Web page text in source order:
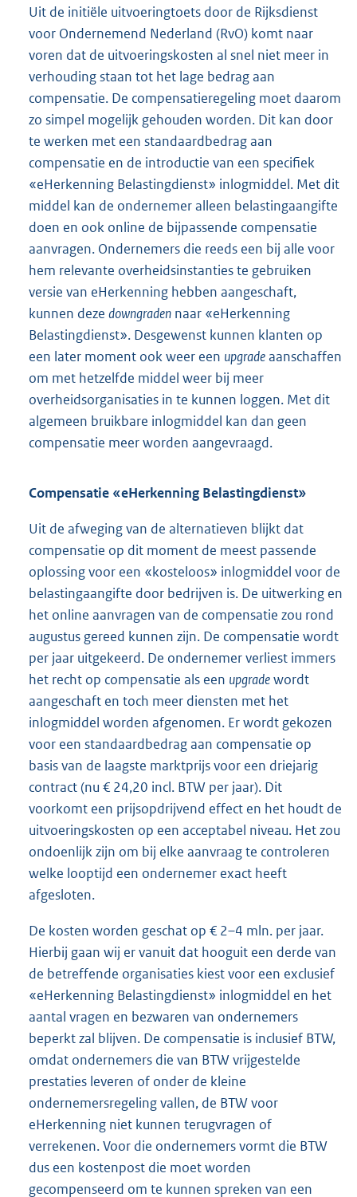
Uit de initiële uitvoeringtoets door de Rijksdienst
voor Ondernemend Nederland (RvO) komt naar
voren dat de uitvoeringskosten al snel niet meer in
verhouding staan tot het lage bedrag aan
compensatie. De compensatieregeling moet daarom
zo simpel mogelijk gehouden worden. Dit kan door
te werken met een standaardbedrag aan
compensatie en de introductie van een specifiek
«eHerkenning Belastingdienst» inlogmiddel. Met dit
middel kan de ondernemer alleen belastingaangifte
doen en ook online de bijpassende compensatie
aanvragen. Ondernemers die reeds een bij alle voor
hem relevante overheidsinstanties te gebruiken
versie van eHerkenning hebben aangeschaft,
kunnen deze downgraden naar «eHerkenning
Belastingdienst». Desgewenst kunnen klanten op
een later moment ook weer een upgradeaanschaffen
om met hetzelfde middel weer bij meer
overheidsorganisaties in te kunnen loggen. Met dit
algemeen bruikbare inlogmiddel kan dan geen
compensatie meer worden aangevraagd.
Compensatie «eHerkenning Belastingdienst»
Uit de afweging van de alternatieven blijkt dat
compensatie op dit moment de meest passende
oplossing voor een «kosteloos» inlogmiddel voor de
belastingaangifte door bedrijven is. De uitwerking en
het online aanvragen van de compensatie zou rond
augustus gereed kunnen zijn. De compensatie wordt
per jaar uitgekeerd. De ondernemer verliest immers
het recht op compensatie als een upgradewordt
aangeschaft en toch meer diensten met het
inlogmiddel worden afgenomen. Er wordt gekozen
voor een standaardbedrag aan compensatie op
basis van de laagste marktprijs voor een driejarig
contract (nu € 24,20 incl. BTW per jaar). Dit
voorkomt een prijsopdrijvend effect en het houdt de
uitvoeringskosten op een acceptabel niveau. Het zou
ondoenlijk zijn om bij elke aanvraag te controleren
welke looptijd een ondernemer exact heeft
afgesloten.
De kosten worden geschat op € 2–4 mln. per jaar.
Hierbij gaan wij er vanuit dat hooguit een derde van
de betreffende organisaties kiest voor een exclusief
«eHerkenning Belastingdienst» inlogmiddel en het
aantal vragen en bezwaren van ondernemers
beperkt zal blijven. De compensatie is inclusief BTW,
omdat ondernemers die van BTW vrijgestelde
prestaties leveren of onder de kleine
ondernemersregeling vallen, de BTW voor
eHerkenning niet kunnen terugvragen of
verrekenen. Voor die ondernemers vormt die BTW
dus een kostenpost die moet worden
gecompenseerd om te kunnen spreken van een